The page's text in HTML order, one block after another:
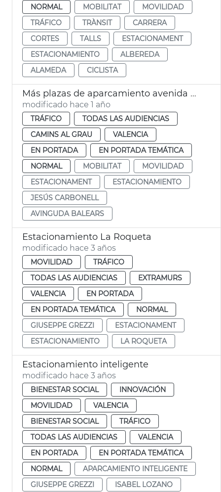
NORMAL MOBILITAT
MOVILIDAD
TRÁFICO
TRÀNSIT
CARRERA
CORTES
TALLS
ESTACIONAMENT
ESTACIONAMIENTO
ALBEREDA
ALAMEDA
CICLISTA
Más plazas de aparcamiento avenida Baleares
modificado hace 1 año
TRÁFICO
TODAS LAS AUDIENCIAS
CAMINS AL GRAU
VALENCIA
EN PORTADA
EN PORTADA TEMÁTICA
NORMAL
MOBILITAT
MOVILIDAD
ESTACIONAMENT
ESTACIONAMIENTO
JESÚS CARBONELL
AVINGUDA BALEARS
Estacionamiento La Roqueta
modificado hace 3 años
MOVILIDAD
TRÁFICO
TODAS LAS AUDIENCIAS
EXTRAMURS
VALENCIA
EN PORTADA
EN PORTADA TEMÁTICA
NORMAL
GIUSEPPE GREZZI
ESTACIONAMENT
ESTACIONAMIENTO
LA ROQUETA
Estacionamiento inteligente
modificado hace 3 años
BIENESTAR SOCIAL
INNOVACIÓN
MOVILIDAD
VALENCIA
BIENESTAR SOCIAL
TRÁFICO
TODAS LAS AUDIENCIAS
VALENCIA
EN PORTADA
EN PORTADA TEMÁTICA
NORMAL
APARCAMIENTO INTELIGENTE
GIUSEPPE GREZZI
ISABEL LOZANO